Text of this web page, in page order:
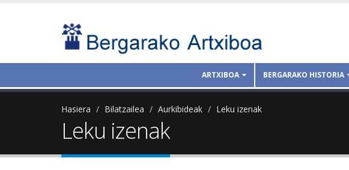
ARTXIBOA BERGARAKO HISTORIA
Hasiera Bilatzailea Aurkibideak Leku izenak
Leku izenak